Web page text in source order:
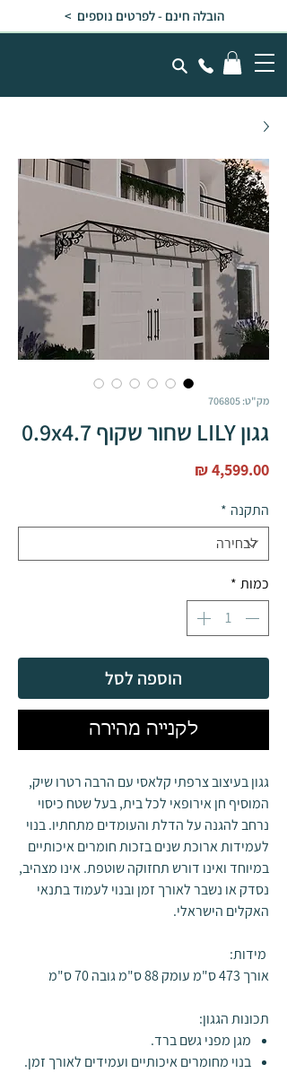
הובלה חינם - לפרטים נוספים >
מק"ט: 706805
גגון LILY שחור שקוף 0.9x4.7
התקנה *
כמות *
הוספה לסל
לקנייה מהירה
גגון בעיצוב צרפתי קלאסי עם הרבה רטרו שיק,
המוסיף חן אירופאי לכל בית, בעל שטח כיסוי
נרחב להגנה על הדלת והעומדים מתחתיו. בנוי
לעמידות ארוכת שנים בזכות חומרים איכותיים
במיוחד ואינו דורש תחזוקה שוטפת. אינו מצהיב,
נסדק או נשבר לאורך זמן ובנוי לעמוד בתנאי
האקלים הישראלי.
מידות:
אורך 473 ס"מ עומק 88 ס"מ גובה 70 ס"מ
תכונות הגגון:
מגן מפני גשם ברד.
בנוי מחומרים איכותיים ועמידים לאורך זמן.